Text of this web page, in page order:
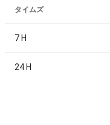
タイムズ
7 H
24 H